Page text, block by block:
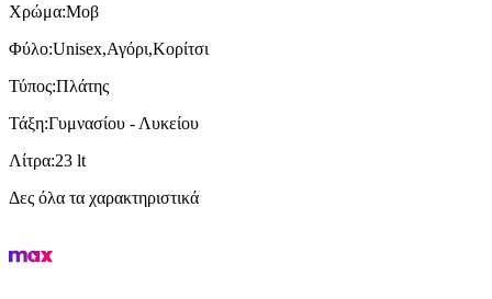
Χρώμα:Μοβ
Φύλο:Unisex,Αγόρι,Κορίτσι
Τύπος:Πλάτης
Τάξη:Γυμνασίου - Λυκείου
Λίτρα:23 lt
Δες όλα τα χαρακτηριστικά